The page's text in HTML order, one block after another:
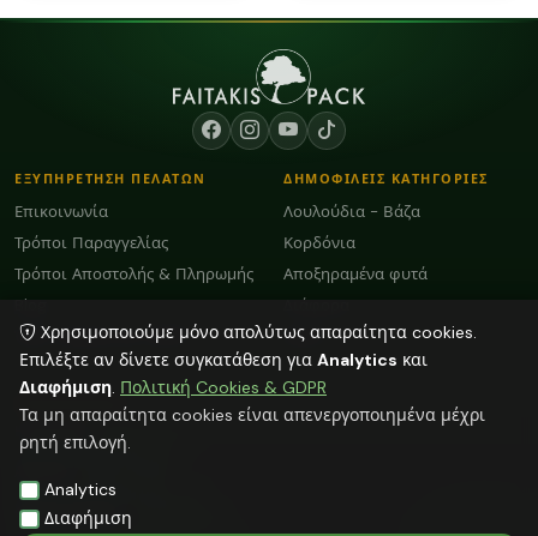
ΕΞΥΠΗΡΕΤΗΣΗ ΠΕΛΑΤΩΝ
Επικοινωνία
Τρόποι Παραγγελίας
Τρόποι Αποστολής & Πληρωμής
Blog
Όροι Χρήσης και GDPR
ΔΗΜΟΦΙΛΕΙΣ ΚΑΤΗΓΟΡΙΕΣ
Λουλούδια - Βάζα
Κορδόνια
Αποξηραμένα φυτά
Διάφορα
Κεριά
ΕΠΙΚΟΙΝΩΝΙΑ
ΗΡΑΚΛΕΙΟ: 2818103009
info@faitakispack.net
athens@faitakispack.net
ΘΕΣΣΑΛΟΝΙΚΗ:2310683980
Χρησιμοποιούμε μόνο απολύτως απαραίτητα cookies.
Επιλέξτε αν δίνετε συγκατάθεση για Analytics και
Διαφήμιση. Πολιτική Cookies & GDPR
Τα μη απαραίτητα cookies είναι απενεργοποιημένα μέχρι
ρητή επιλογή.
Analytics
Διαφήμιση